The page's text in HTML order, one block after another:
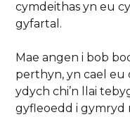
cymdeithas yn eu
gyfartal.
Mae angen i bob
perthyn, yn cael eu
ydych chi’n llai
gyfleoedd i gymryd